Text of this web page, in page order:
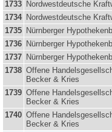
1733 Nordwestdeutsche
1734 Nordwestdeutsche
1735 Nürnberger
1736 Nürnberger
1737 Nürnberger
1738 Offene
Becker & Kries
1739 Offene
Becker & Kries
1740 Offene
Becker & Kries